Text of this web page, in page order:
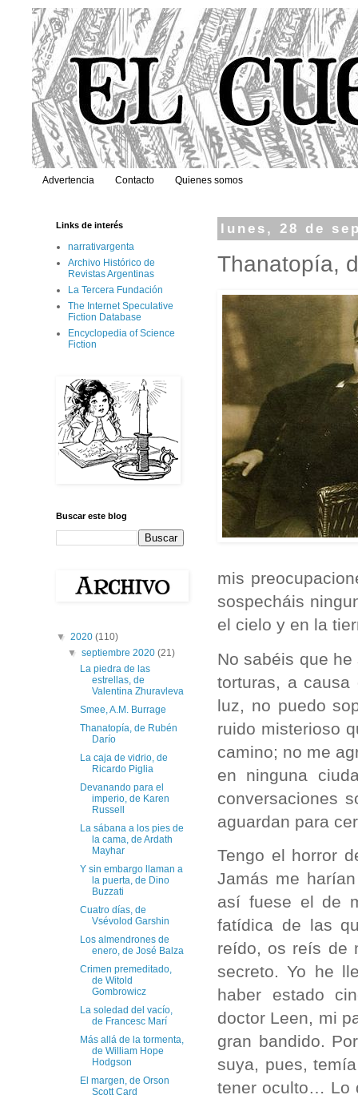
Advertencia Contacto Quienes somos
lunes, 28 de
Thanatopía,
mis
sospecháis
el cielo y en la
No sabéis que
torturas, a
luz, no puedo
ruido misterioso
camino; no me
en ninguna
conversaciones
aguardan para
Tengo el horror
Jamás me
así fuese el de
fatídica de las
reído, os reís de
secreto. Yo he
haber estado
doctor Leen, mi
gran bandido.
suya, pues,
tener oculto… Lo
Links de interés
narrativargenta
Archivo Histórico de
Revistas Argentinas
La Tercera Fundación
The Internet Speculative
Fiction Database
Encyclopedia of Science
Fiction
Buscar este blog
▼ 2020 (110)
▼septiembre 2020(21)
La piedra de las
estrellas, de
Valentina Zhuravleva
Smee, A.M. Burrage
Thanatopía, de Rubén
Darío
La caja de vidrio, de
Ricardo Piglia
Devanando para el
imperio, de Karen
Russell
La sábana a los pies de
la cama, de Ardath
Mayhar
Y sin embargo llaman a
la puerta, de Dino
Buzzati
Cuatro días, de
Vsévolod Garshin
Los almendrones de
enero, de José Balza
Crimen premeditado,
de Witold
Gombrowicz
La soledad del vacío,
de Francesc Marí
Más allá de la tormenta,
de William Hope
Hodgson
El margen, de Orson
Scott Card